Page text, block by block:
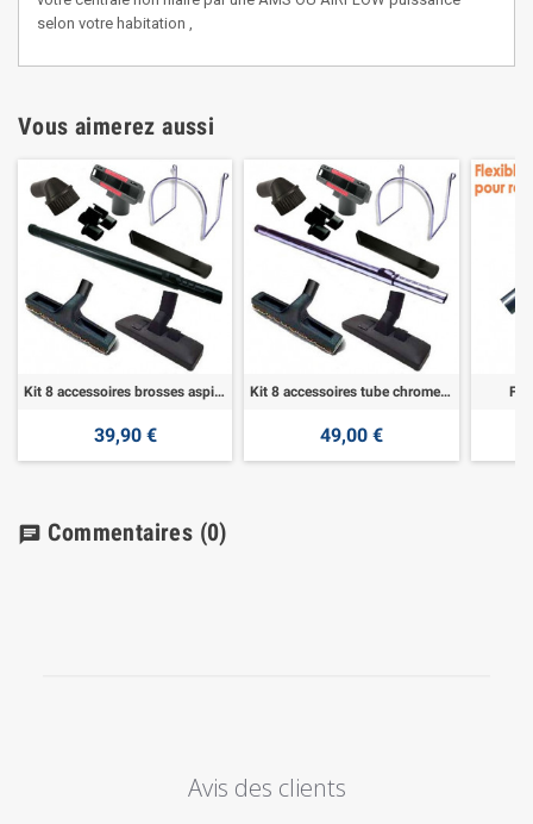
selon votre habitation ,
Vous aimerez aussi
Kit 8 accessoires brosses aspirateur
39,90 €
Kit 8 accessoires tube chrome aspirateur
49,00 €
chat Commentaires (0)
Avis des clients